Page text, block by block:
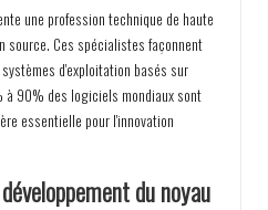
une profession technique de haute
source. Ces spécialistes façonnent
d'exploitation basés sur
à 90% des logiciels mondiaux sont
essentielle pour l'innovation
du noyau